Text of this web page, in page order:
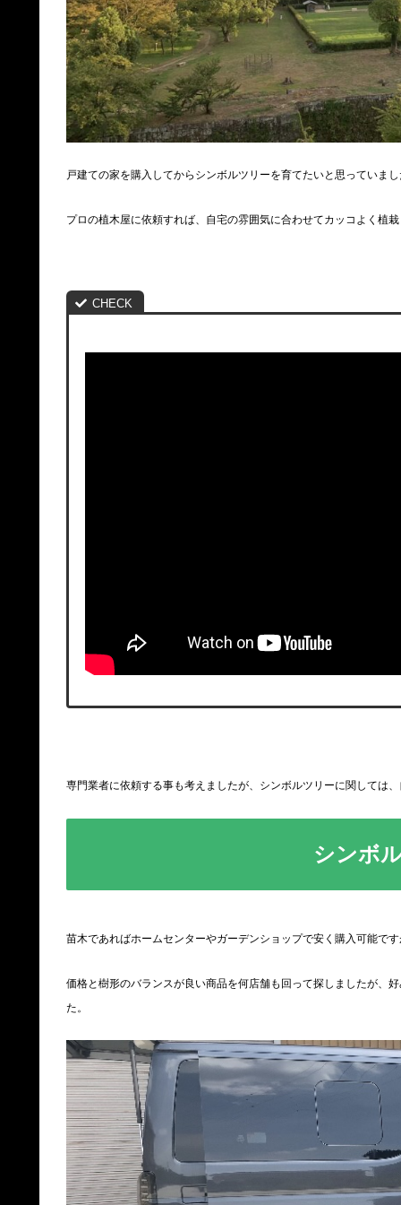
戸建ての家を購入してからシンボルツリーを育てたいと思っていま
プロの植木屋に依頼すれば、自宅の雰囲気に合わせてカッコよく植
専門業者に依頼する事も考えましたが、シンボルツリーに関しては
シンボ
苗木であればホームセンターやガーデンショップで安く購入可能で
価格と樹形のバランスが良い商品を何店舗も回って探しましたが、
た。